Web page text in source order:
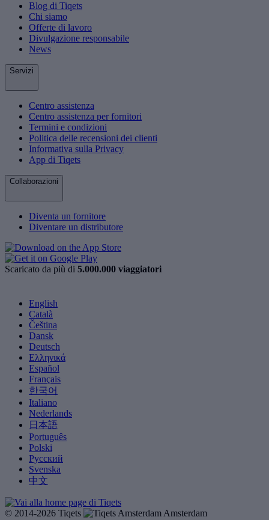
Blog di Tiqets
Chi siamo
Offerte di lavoro
Divulgazione responsabile
News
Servizi
Centro assistenza
Centro assistenza per fornitori
Termini e condizioni
Politica delle recensioni dei clienti
Informativa sulla Privacy
App di Tiqets
Collaborazioni
Diventa un fornitore
Diventare un distributore
Scaricato da più di 5.000.000 viaggiatori
English
Català
Čeština
Dansk
Deutsch
Ελληνικά
Español
Français
한국어
Italiano
Nederlands
日本語
Português
Polski
Русский
Svenska
中文
© 2014-2026 Tiqets
Amsterdam